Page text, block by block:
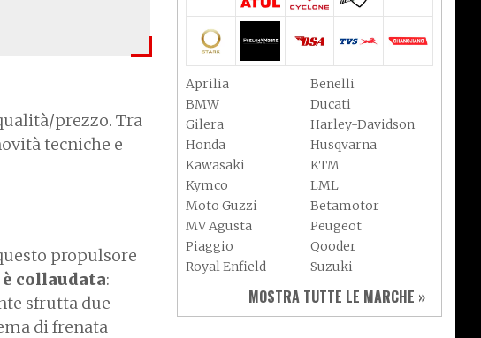
prezzo. Tra
tecniche e
propulsore
collaudata:
sfrutta due
di frenata
Aprilia
Benelli
BMW
Ducati
Gilera
Harley-Davidson
Honda
Husqvarna
Kawasaki
KTM
Kymco
LML
Moto Guzzi
Betamotor
MV Agusta
Peugeot
Piaggio
Qooder
Royal Enfield
Suzuki
Triumph
Yamaha
MOSTRA TUTTE LE MARCHE »